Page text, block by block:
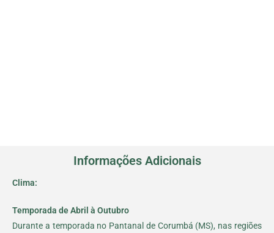
Informações Adicionais
Clima:
Temporada de Abril à Outubro
Durante a temporada no Pantanal de Corumbá (MS), nas regiões